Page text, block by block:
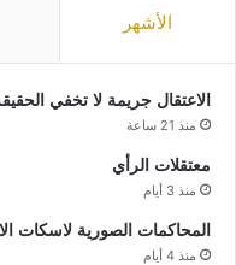
الأشهر
الاعتقال جريمة لا تخفي
منذ 21 ساعة
معتقلات الرأي
منذ 3 أيام
المحاكمات الصورية لاسكات
منذ 4 أيام